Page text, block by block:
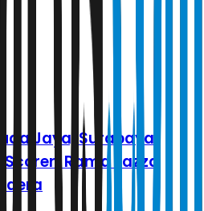
Jaya, Surabaya
Rama Fazza